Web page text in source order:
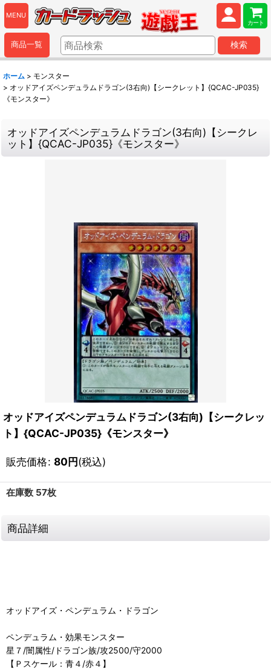
MENU
カート
商品一覧 検索
ホーム > モンスター
> オッドアイズペンデュラムドラゴン(3右向)【シークレット】{QCAC-JP035}
《モンスター》
オッドアイズペンデュラムドラゴン(3右向)【シークレ
ット】{QCAC-JP035}《モンスター》
オッドアイズペンデュラムドラゴン(3右向)【シークレッ
ト】{QCAC-JP035}《モンスター》
販売価格: 80円(税込)
在庫数 57枚
商品詳細
オッドアイズ・ペンデュラム・ドラゴン
ペンデュラム・効果モンスター
星７/闇属性/ドラゴン族/攻2500/守2000
【Ｐスケール：青４/赤４】